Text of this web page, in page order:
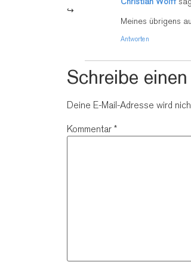
Meines übrigens
Antworten
Schreibe
Deine E-Mail-Adresse wird
Kommentar *